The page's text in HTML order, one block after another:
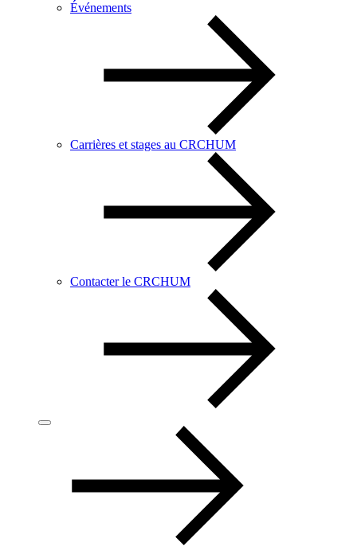
Événements
Carrières et stages au CRCHUM
Contacter le CRCHUM